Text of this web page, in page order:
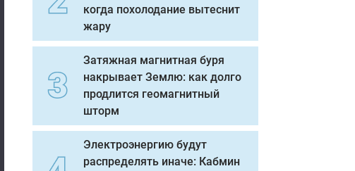
когда похолодание вытеснит
жару
Затяжная магнитная буря
накрывает Землю: как долго
продлится геомагнитный
шторм
Электроэнергию будут
распределять иначе: Кабмин